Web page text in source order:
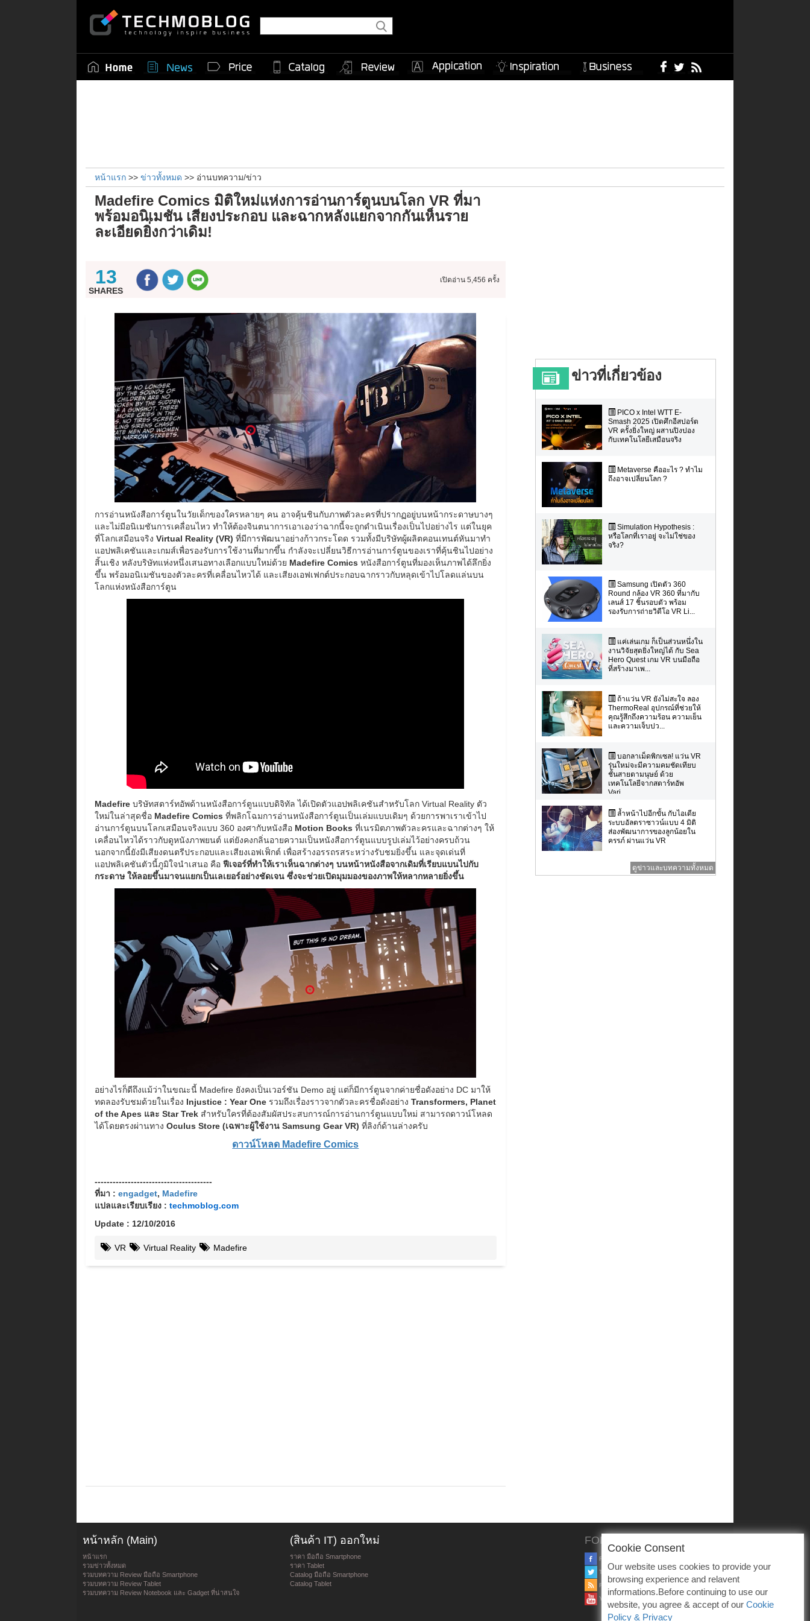
หน้าแรก >> ข่าวทั้งหมด >> อ่านบทความ/ข่าว
Madefire Comics มิติใหม่แห่งการอ่านการ์ตูนบนโลก VR ที่มา
พร้อมอนิเมชัน เสียงประกอบ และฉากหลังแยกจากกันเห็นราย
ละเอียดยิ่งกว่าเดิม!
13
SHARES
เปิดอ่าน 5,456 ครั้ง
การอ่านหนังสือการ์ตูนในวัยเด็กของใครหลายๆ คน อาจคุ้นชินกับภาพตัวละครที่ปรากฏอยู่บนหน้ากระดาษบางๆ
และไม่มีอนิเมชันการเคลื่อนไหว ทำให้ต้องจินตนาการเอาเองว่าฉากนี้จะถูกดำเนินเรื่องเป็นไปอย่างไร แต่ในยุค
ที่โลกเสมือนจริง Virtual Reality (VR) ที่มีการพัฒนาอย่างก้าวกระโดด รวมทั้งมีบริษัทผู้ผลิตคอนเทนต์หันมาทำ
แอปพลิเคชันและเกมส์เพื่อรองรับการใช้งานที่มากขึ้น กำลังจะเปลี่ยนวิธีการอ่านการ์ตูนของเราที่คุ้นชินไปอย่าง
สิ้นเชิง หลังบริษัทแห่งหนึ่งเสนอทางเลือกแบบใหม่ด้วย Madefire Comics หนังสือการ์ตูนที่มองเห็นภาพได้ลึกยิ่ง
ขึ้น พร้อมอนิเมชันของตัวละครที่เคลื่อนไหวได้ และเสียงเอฟเฟกต์ประกอบฉากราวกับหลุดเข้าไปโลดแล่นบน
โลกแห่งหนังสือการ์ตูน
Madefire บริษัทสตาร์ทอัพด้านหนังสือการ์ตูนแบบดิจิทัล ได้เปิดตัวแอปพลิเคชันสำหรับโลก Virtual Reality ตัว
ใหม่ในล่าสุดชื่อ Madefire Comics ที่พลิกโฉมการอ่านหนังสือการ์ตูนเป็นเล่มแบบเดิมๆ ด้วยการพาเราเข้าไป
อ่านการ์ตูนบนโลกเสมือนจริงแบบ 360 องศากับหนังสือ Motion Books ที่เนรมิตภาพตัวละครและฉากต่างๆ ให้
เคลื่อนไหวได้ราวกับดูหนังภาพยนต์ แต่ยังคงกลิ่นอายความเป็นหนังสือการ์ตูนแบบรูปเล่มไว้อย่างครบถ้วน
นอกจากนี้ยังมีเสียงดนตรีประกอบและเสียงเอฟเฟ็กต์ เพื่อสร้างอรรถรสระหว่างรับชมยิ่งขึ้น และจุดเด่นที่
แอปพลิเคชันตัวนี้ภูมิใจนำเสนอ คือ ฟีเจอร์ที่ทำให้เราเห็นฉากต่างๆ บนหน้าหนังสือจากเดิมที่เรียบแบนไปกับ
กระดาษ ให้ลอยขึ้นมาจนแยกเป็นเลเยอร์อย่างชัดเจน ซึ่งจะช่วยเปิดมุมมองของภาพให้หลากหลายยิ่งขึ้น
อย่างไรก็ดีถึงแม้ว่าในขณะนี้ Madefire ยังคงเป็นเวอร์ชัน Demo อยู่ แต่ก็มีการ์ตูนจากค่ายชื่อดังอย่าง DC มาให้
ทดลองรับชมด้วยในเรื่อง Injustice : Year One รวมถึงเรื่องราวจากตัวละครชื่อดังอย่าง Transformers, Planet
of the Apes และ Star Trek สำหรับใครที่ต้องสัมผัสประสบการณ์การอ่านการ์ตูนแบบใหม่ สามารถดาวน์โหลด
ได้โดยตรงผ่านทาง Oculus Store (เฉพาะผู้ใช้งาน Samsung Gear VR) ที่ลิงก์ด้านล่างครับ
ดาวน์โหลด Madefire Comics
---------------------------------------
ที่มา : engadget, Madefire
แปลและเรียบเรียง : techmoblog.com
Update : 12/10/2016
VR Virtual Reality Madefire
ข่าวที่เกี่ยวข้อง
PICO x Intel WTT E-
Smash 2025 เปิดศึกอีสปอร์ต
VR ครั้งยิ่งใหญ่ ผสานปิงปอง
กับเทคโนโลยีเสมือนจริง
Metaverse คืออะไร ? ทำไม
ถึงอาจเปลี่ยนโลก ?
Simulation Hypothesis :
หรือโลกที่เราอยู่ จะไม่ใช่ของ
จริง?
Samsung เปิดตัว 360
Round กล้อง VR 360 ที่มากับ
เลนส์ 17 ชิ้นรอบตัว พร้อม
รองรับการถ่ายวิดีโอ VR Li...
แค่เล่นเกม ก็เป็นส่วนหนึ่งใน
งานวิจัยสุดยิ่งใหญ่ได้ กับ Sea
Hero Quest เกม VR บนมือถือ
ที่สร้างมาเพ...
ถ้าแว่น VR ยังไม่สะใจ ลอง
ThermoReal อุปกรณ์ที่ช่วยให้
คุณรู้สึกถึงความร้อน ความเย็น
และความเจ็บปว...
บอกลาเม็ดพิกเซล! แว่น VR
รุ่นใหม่จะมีความคมชัดเทียบ
ชั้นสายตามนุษย์ ด้วย
เทคโนโลยีจากสตาร์ทอัพ
Varj...
ล้ำหน้าไปอีกขั้น กับไอเดีย
ระบบอัลตราซาวน์แบบ 4 มิติ
ส่องพัฒนาการของลูกน้อยใน
ครรภ์ ผ่านแว่น VR
ดูข่าวและบทความทั้งหมด
หน้าหลัก (Main)
หน้าแรก
รวมข่าวทั้งหมด
รวมบทความ Review มือถือ Smartphone
รวมบทความ Review Tablet
รวมบทความ Review Notebook และ Gadget ที่น่าสนใจ
(สินค้า IT) ออกใหม่
ราคา มือถือ Smartphone
ราคา Tablet
Catalog มือถือ Smartphone
Catalog Tablet
FOLLOW US
FACEBOOK
TWITTER
RSS
YOUTUBE
Cookie Consent
Our website uses cookies to provide your
browsing experience and relavent
informations.Before continuing to use our
website, you agree & accept of our Cookie
Policy & Privacy